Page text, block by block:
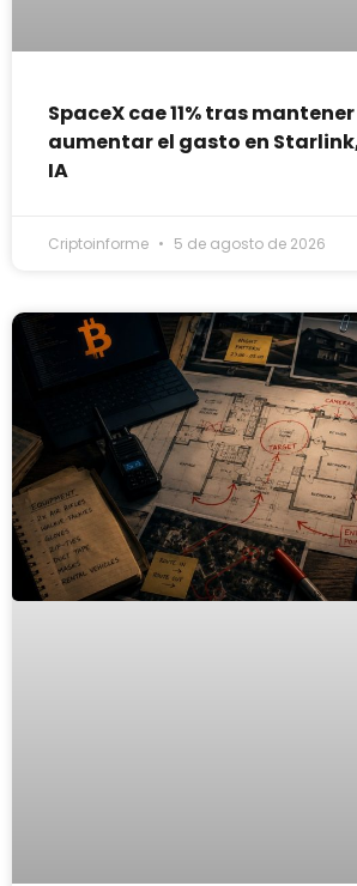
SpaceX cae 11% tras
aumentar el gasto en
IA
Criptoinforme 5 de agosto de 2026